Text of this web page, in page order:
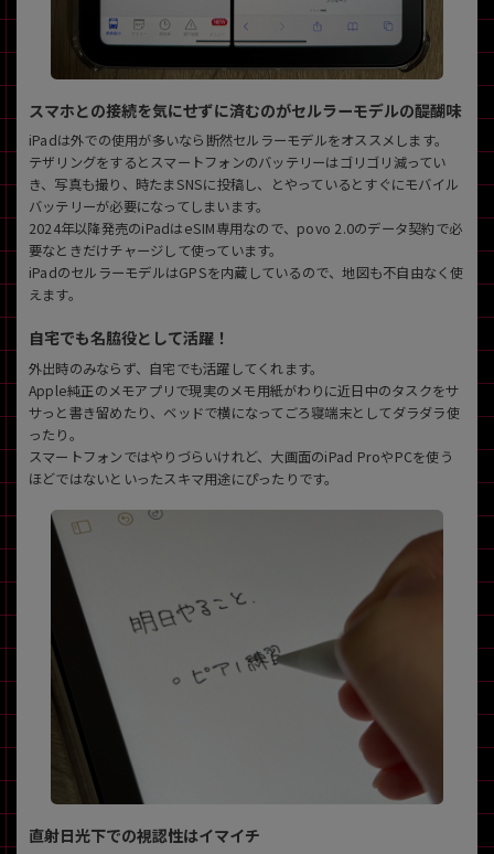
スマホとの接続を気にせずに済むのがセルラーモデルの醍醐味
iPadは外での使用が多いなら断然セルラーモデルをオススメします。
テザリングをするとスマートフォンのバッテリーはゴリゴリ減ってい
き、写真も撮り、時たまSNSに投稿し、とやっているとすぐにモバイル
バッテリーが必要になってしまいます。
2024年以降発売のiPadはeSIM専用なので、povo 2.0のデータ契約で必
要なときだけチャージして使っています。
iPadのセルラーモデルはGPSを内蔵しているので、地図も不自由なく使
えます。
自宅でも名脇役として活躍！
外出時のみならず、自宅でも活躍してくれます。
Apple純正のメモアプリで現実のメモ用紙がわりに近日中のタスクをサ
サっと書き留めたり、ベッドで横になってごろ寝端末としてダラダラ使
ったり。
スマートフォンではやりづらいけれど、大画面のiPad ProやPCを使う
ほどではないといったスキマ用途にぴったりです。
直射日光下での視認性はイマイチ